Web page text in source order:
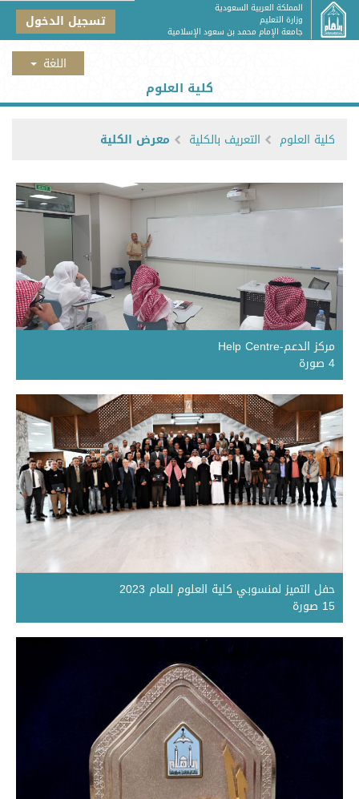
المملكة العربية السعودية
وزارة التعليم
جامعة الإمام محمد بن سعود الإسلامية تسجيل الدخول
كلية العلوم
كلية العلوم التعريف بالكلية معرض الكلية
مركز الدعم-Help Centre
4 صورة
حفل التميز لمنسوبي كلية العلوم للعام 2023
15 صورة